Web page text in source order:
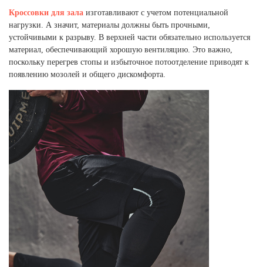
Кроссовки для зала изготавливают с учетом потенциальной
нагрузки. А значит, материалы должны быть прочными,
устойчивыми к разрыву. В верхней части обязательно используется
материал, обеспечивающий хорошую вентиляцию. Это важно,
поскольку перегрев стопы и избыточное потоотделение приводят к
появлению мозолей и общего дискомфорта.